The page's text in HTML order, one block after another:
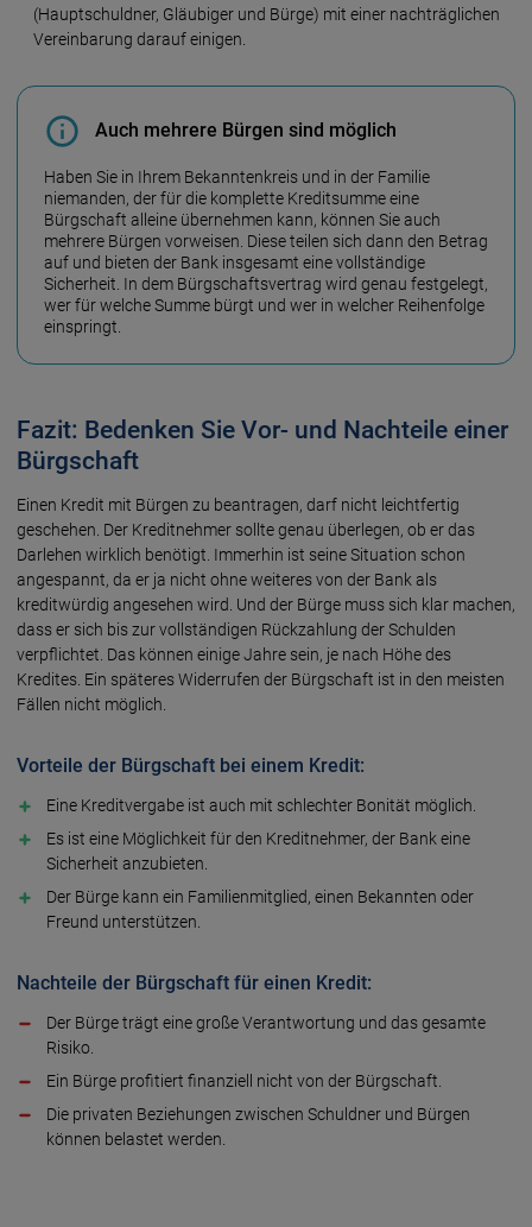
(Hauptschuldner, Gläubiger und Bürge) mit einer nachträglichen
Vereinbarung darauf einigen.
Auch mehrere Bürgen sind möglich
Haben Sie in Ihrem Bekanntenkreis und in der Familie
niemanden, der für die komplette Kreditsumme eine
Bürgschaft alleine übernehmen kann, können Sie auch
mehrere Bürgen vorweisen. Diese teilen sich dann den Betrag
auf und bieten der Bank insgesamt eine vollständige
Sicherheit. In dem Bürgschafts­vertrag wird genau festgelegt,
wer für welche Summe bürgt und wer in welcher Reihenfolge
einspringt.
Fazit: Bedenken Sie Vor- und Nachteile einer
Bürgschaft
Einen Kredit mit Bürgen zu beantragen, darf nicht leichtfertig
geschehen. Der Kreditnehmer sollte genau überlegen, ob er das
Darlehen wirklich benötigt. Immerhin ist seine Situation schon
angespannt, da er ja nicht ohne weiteres von der Bank als
kreditwürdig angesehen wird. Und der Bürge muss sich klar machen,
dass er sich bis zur vollständigen Rückzahlung der Schulden
verpflichtet. Das können einige Jahre sein, je nach Höhe des
Kredites. Ein späteres Widerrufen der Bürgschaft ist in den meisten
Fällen nicht möglich.
Vorteile der Bürgschaft bei einem Kredit:
Eine Kreditvergabe ist auch mit schlechter Bonität möglich.
Es ist eine Möglichkeit für den Kreditnehmer, der Bank eine
Sicherheit anzubieten.
Der Bürge kann ein Familienmitglied, einen Bekannten oder
Freund unterstützen.
Nachteile der Bürgschaft für einen Kredit:
Der Bürge trägt eine große Verantwortung und das gesamte
Risiko.
Ein Bürge profitiert finanziell nicht von der Bürgschaft.
Die privaten Beziehungen zwischen Schuldner und Bürgen
können belastet werden.